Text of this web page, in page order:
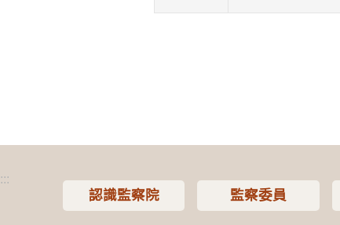
:::
認識監察院 監察委員